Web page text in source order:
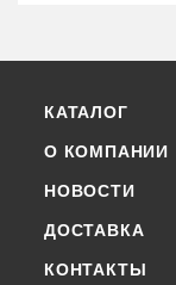
КАТАЛОГ
О КОМПАНИИ
НОВОСТИ
ДОСТАВКА
КОНТАКТЫ